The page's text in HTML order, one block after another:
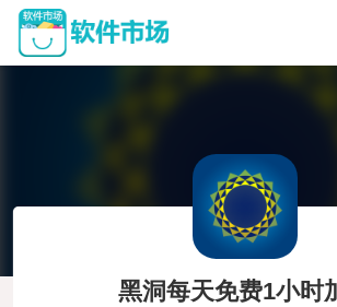
黑洞每天免费1小时